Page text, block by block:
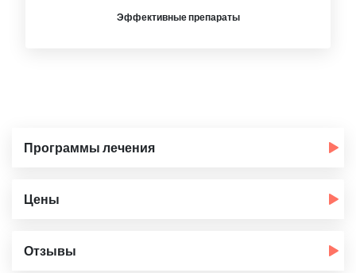
Эффективные препараты
Программы лечения
Цены
Отзывы